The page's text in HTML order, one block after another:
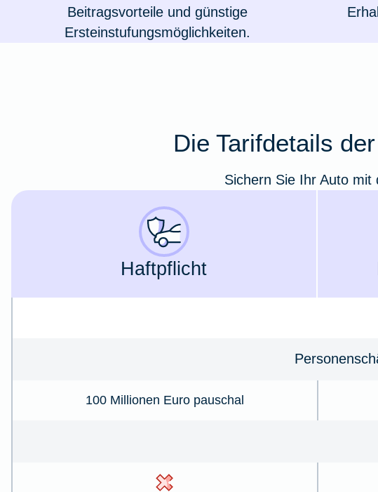
Beitragsvorteile und günstige
Ersteinstufungsmöglichkeiten.
Die Tarifdetails
Sichern Sie Ihr Auto mit
Haft­pflicht
100 Millionen Euro pauschal